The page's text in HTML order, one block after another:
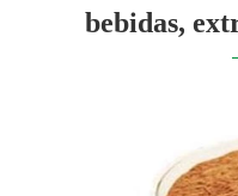
bebidas,